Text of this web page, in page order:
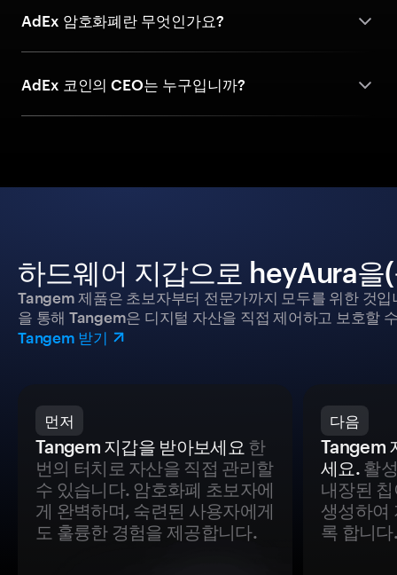
AdEx 암호화폐란 무엇인가요?
AdEx 코인의 CEO는 누구입니까?
하드웨어 지갑으로 heyAura을
Tangem 제품은 초보자부터 전문가까지 모두를 위한 것
을 통해 Tangem은 디지털 자산을 직접 제어하고 보호할
Tangem 받기
먼저
Tangem 지갑을 받아보세요 한
번의 터치로 자산을 직접 관리할
수 있습니다. 암호화폐 초보자에
게 완벽하며, 숙련된 사용자에게
도 훌륭한 경험을 제공합니다.
다음
Tangem
세요.활
내장된
생성하여
록 합니다.